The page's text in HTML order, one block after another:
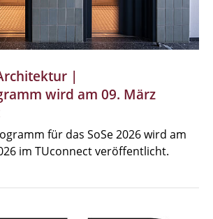
|
wird am 09. März
für das SoSe 2026 wird am
im TUconnect veröffentlicht.